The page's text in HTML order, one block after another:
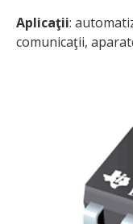
Aplicaţii:
comunicaţii,